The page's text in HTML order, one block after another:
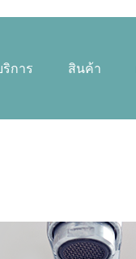
การ สินค้า